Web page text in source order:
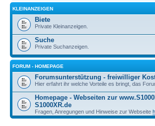
KLEINANZEIGEN
Biete
Private Kleinanzeigen.
Suche
Private Suchanzeigen.
FORUM - HOMEPAGE
Forumsunterstützung - freiwilliger
Hier erfahrt ihr welche Vorteile es bringt, das
Homepage - Webseiten zur
S1000XR.de
Fragen, Anregungen und Hinweise zur Webseite